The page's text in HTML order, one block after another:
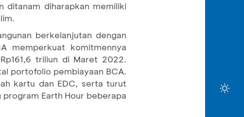
ditanam diharapkan memiliki
berkelanjutan dengan
memperkuat komitmennya
triliun di Maret 2022.
portofolio pembiayaan BCA.
kartu dan EDC, serta turut
Earth Hour beberapa